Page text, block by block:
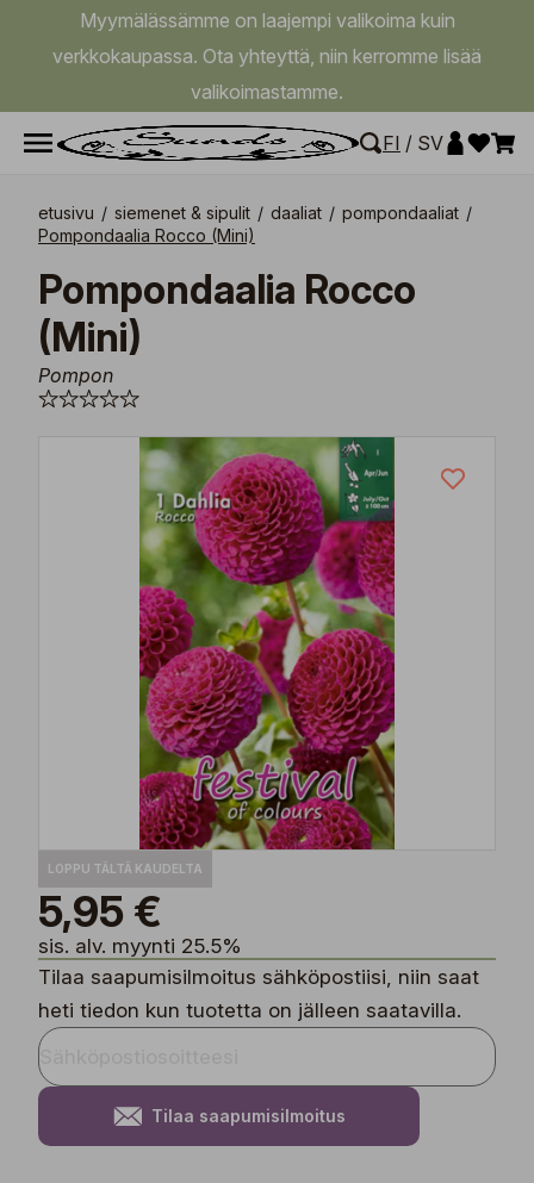
Myymälässämme on laajempi valikoima kuin
verkkokaupassa. Ota yhteyttä, niin kerromme lisää
valikoimastamme.
FI / SV
etusivu / siemenet & sipulit / daaliat / pompondaaliat /
Pompondaalia Rocco (Mini)
Pompondaalia Rocco
(Mini)
Pompon
LOPPU TÄLTÄ KAUDELTA
5,95 €
sis. alv. myynti 25.5%
Tilaa saapumisilmoitus sähköpostiisi, niin saat
heti tiedon kun tuotetta on jälleen saatavilla.
Tilaa saapumisilmoitus